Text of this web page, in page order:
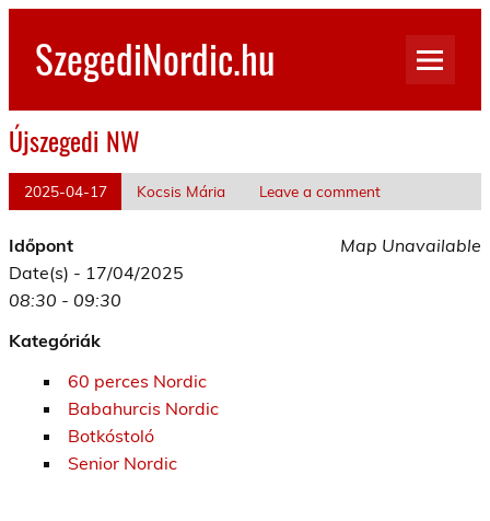
Skip
contentSzegediNordic.hu
Újszegedi NW
2025-04-17 Kocsis Mária Leave a comment
Map Unavailable
Időpont
Date(s) - 17/04/2025
08:30 - 09:30
Kategóriák
60 perces Nordic
Babahurcis Nordic
Botkóstoló
Senior Nordic